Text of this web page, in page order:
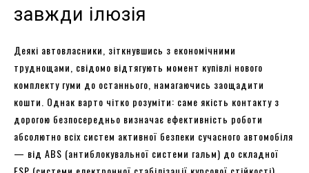
завжди ілюзія
Деякі автовласники, зіткнувшись з економічними
труднощами, свідомо відтягують момент купівлі нового
комплекту гуми до останнього, намагаючись заощадити
кошти. Однак варто чітко розуміти: саме якість контакту з
дорогою безпосередньо визначає ефективність роботи
абсолютно всіх систем активної безпеки сучасного автомобіля
— від ABS (антиблокувальної системи гальм) до складної